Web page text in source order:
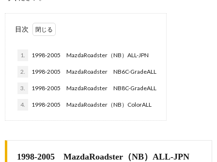
目次
1. 1998-2005 MazdaRoadster（NB）ALL-JPN
2. 1998-2005 MazdaRoadster NB6C-GradeALL
3. 1998-2005 MazdaRoadster NB8C-GradeALL
4. 1998-2005 MazdaRoadster（NB）ColorALL
1998-2005 MazdaRoadster（NB）ALL-JPN